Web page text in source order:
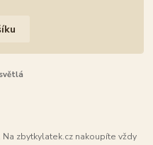
zbytkylatek.cz nakoupíte vždy